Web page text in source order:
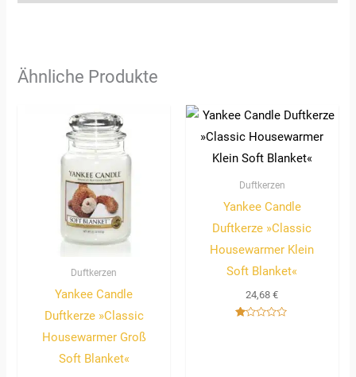
Ähnliche Produkte
Duftkerzen
Yankee Candle
Duftkerze »Classic
Housewarmer Groß
Soft Blanket«
Duftkerzen
Yankee Candle
Duftkerze »Classic
Housewarmer Klein
Soft Blanket«
24,68€